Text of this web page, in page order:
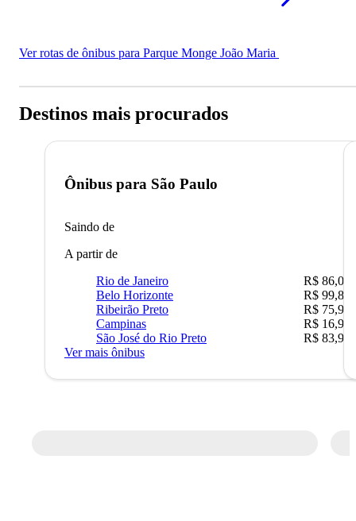
Ver rotas de ônibus para Parque Monge João Maria
Destinos mais procurados
Ônibus para São Paulo
Saindo de
A partir de
Rio de Janeiro
R$ 86,00
Belo Horizonte
R$ 99,89
Ribeirão Preto
R$ 75,90
Campinas
R$ 16,90
São José do Rio Preto
R$ 83,90
Ver mais ônibus